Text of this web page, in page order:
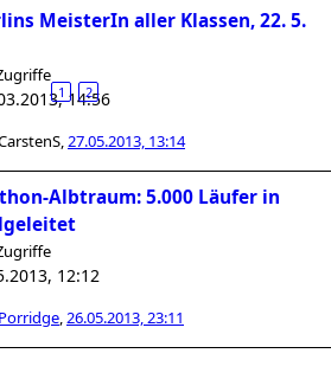
MeisterIn aller Klassen, 22. 5.
1 2
14:56
,27.05.2013, 13:14
Albtraum: 5.000 Läufer in
12:12
Porridge,26.05.2013, 23:11